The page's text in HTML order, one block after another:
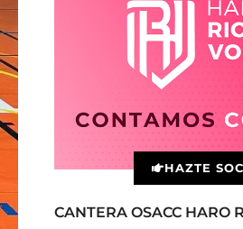
HAZTE
CANTERA OSACC HARO